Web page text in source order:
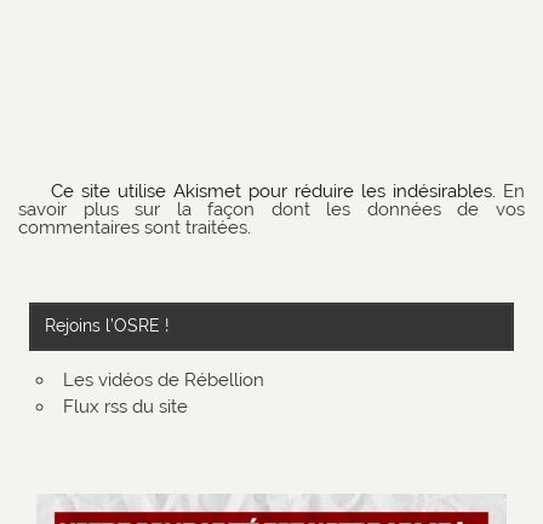
Ce site utilise Akismet pour réduire les indésirables. En
savoir plus sur la façon dont les données de vos
commentaires sont traitées.
Rejoins l’OSRE !
Les vidéos de Rébellion
Flux rss du site